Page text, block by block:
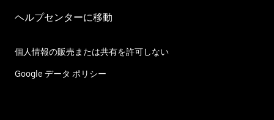
ヘルプセンターに移動
個人情報の販売または共有を許可しない
Google データ ポリシー